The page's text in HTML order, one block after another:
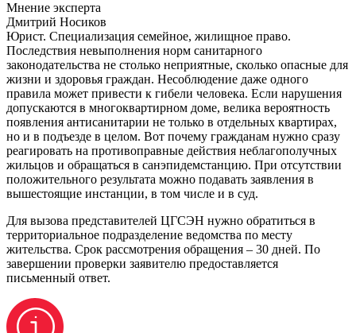
Мнение эксперта
Дмитрий Носиков
Юрист. Специализация семейное, жилищное право.
Последствия невыполнения норм санитарного
законодательства не столько неприятные, сколько опасные для
жизни и здоровья граждан. Несоблюдение даже одного
правила может привести к гибели человека. Если нарушения
допускаются в многоквартирном доме, велика вероятность
появления антисанитарии не только в отдельных квартирах,
но и в подъезде в целом. Вот почему гражданам нужно сразу
реагировать на противоправные действия неблагополучных
жильцов и обращаться в санэпидемстанцию. При отсутствии
положительного результата можно подавать заявления в
вышестоящие инстанции, в том числе и в суд.
Для вызова представителей ЦГСЭН нужно обратиться в
территориальное подразделение ведомства по месту
жительства. Срок рассмотрения обращения – 30 дней. По
завершении проверки заявителю предоставляется
письменный ответ.